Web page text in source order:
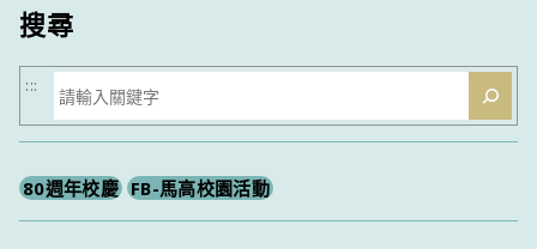
搜尋
搜
尋
:::
80週年校慶 FB-馬高校園活動